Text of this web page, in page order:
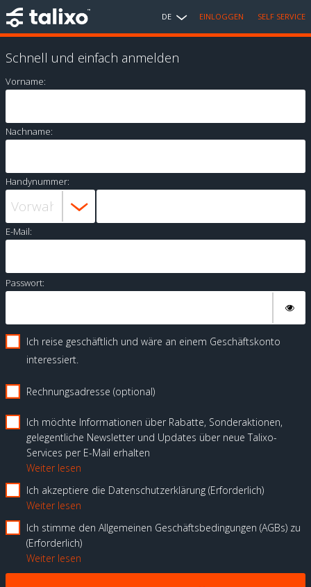
DE EINLOGGEN SELF SERVICE
Schnell und einfach anmelden
Vorname:
Nachname:
Handynummer:
E-Mail:
Passwort:
Ich reise geschäftlich und wäre an einem Geschäftskonto
interessiert.
Rechnungsadresse (optional)
Ich möchte Informationen über Rabatte, Sonderaktionen,
gelegentliche Newsletter und Updates über neue Talixo-
Services per E-Mail erhalten
Weiter lesen
Ich akzeptiere die Datenschutzerklärung Erforderlich
Weiter lesen
Ich stimme den Allgemeinen Geschäftsbedingungen (AGBs) zu
Erforderlich
Weiter lesen